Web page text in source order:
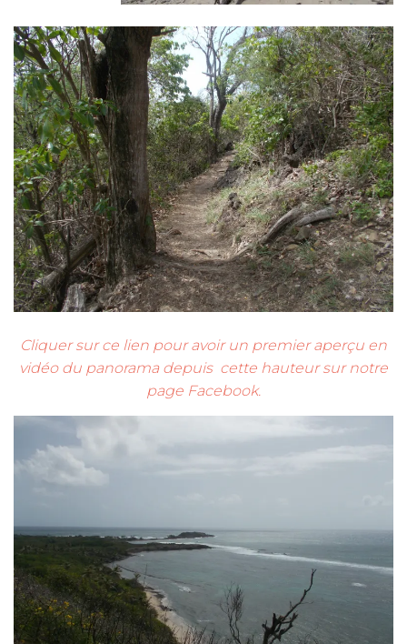
Cliquer sur ce lien pour avoir un premier aperçu en
vidéo du panorama depuis cette hauteur sur notre
page Facebook.